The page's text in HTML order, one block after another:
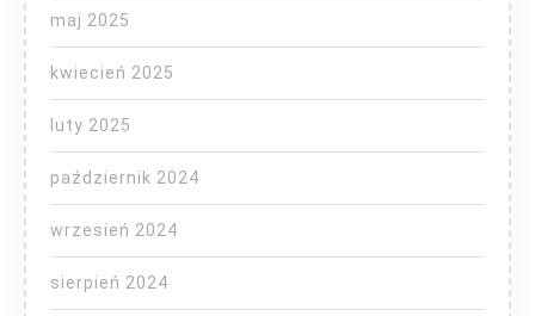
maj 2025
kwiecień 2025
luty 2025
październik 2024
wrzesień 2024
sierpień 2024